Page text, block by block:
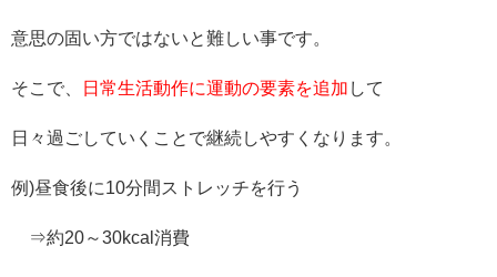
意思の固い方ではないと難しい事です。
そこで、 日常生活動作に運動の要素を追加 して
日々過ごしていくことで継続しやすくなります。
例)昼食後に10分間ストレッチを行う
⇒約20～30kcal消費